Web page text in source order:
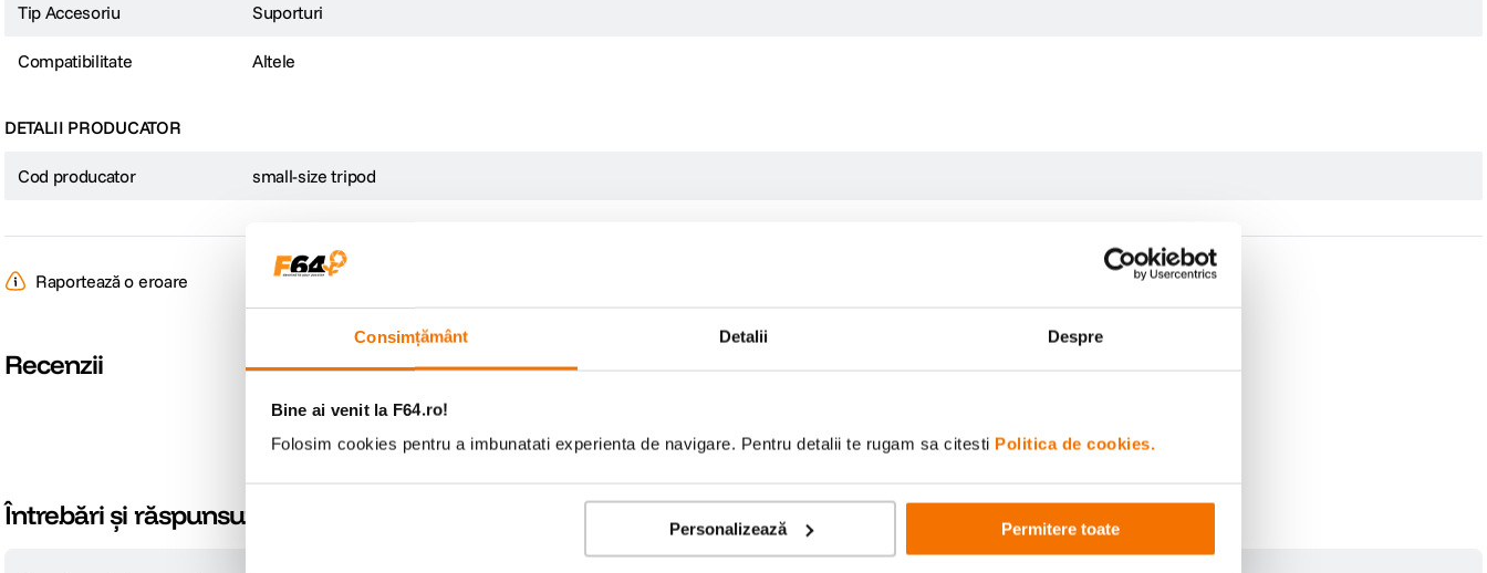
Consimțământ Detalii Despre
Bine ai venit la F64.ro!
Folosim cookies pentru a imbunatati experienta de navigare. Pentru detalii te rugam sa citesti Politica de cookies.
Personalizează Permitere toate
Tip Accesoriu Suporturi
Compatibilitate Altele
DETALII PRODUCATOR
Cod producator small-size tripod
Raportează o eroare
Recenzii
Întrebări și răspunsuri